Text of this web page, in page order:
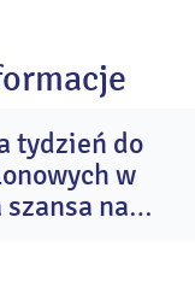
tydzień do
w
na